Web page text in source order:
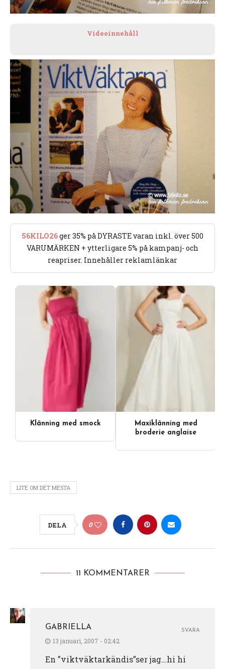
Videoinnehåll
56KILO26ger 35% på DYRASTE varan inkl. över 500
VARUMÄRKEN + ytterligare 5% på kampanj- och
reapriser. Innehåller reklamlänkar
Klänning med smock
Maxiklänning med
broderie anglaise
LITE OM DET MESTA
DELA 0
11 KOMMENTARER
GABRIELLA
13 januari, 2007 - 02:42
En ”viktväktarkändis”ser jag…hi hi
SVARA